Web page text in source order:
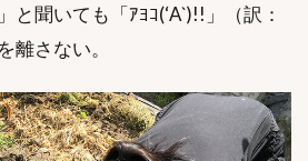
と聞いても「ｱﾖｺ(‘A`)!!」（訳：
離さない。